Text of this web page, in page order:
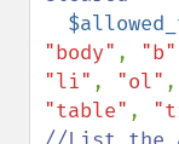
"body" , "b"
"li" , "ol" ,
"table" ,